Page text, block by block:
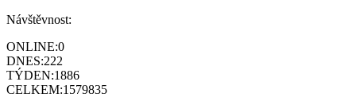
Návštěvnost:
ONLINE:0
DNES:222
TÝDEN:1886
CELKEM:1579835